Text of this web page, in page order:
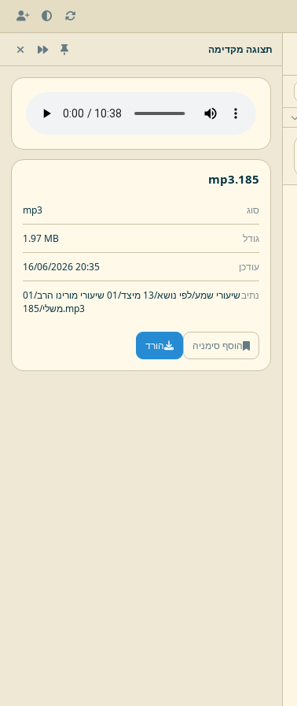
תצוגה מקדימה
185.
mp3
סוג mp3
גודל 1.97 MB
עודכן 16/06/2026 20:35
נתיבשיעורי שמע/לפי נושא/13 מיצד/ 01 שיעורי מורינו הרב/
01
משלי/185.mp3
הוסף סימניה הורד